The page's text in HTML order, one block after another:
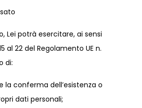
Lei potrà esercitare, ai sensi
al 22 del Regolamento UE n.
di:
la conferma dell’esistenza o
dati personali;